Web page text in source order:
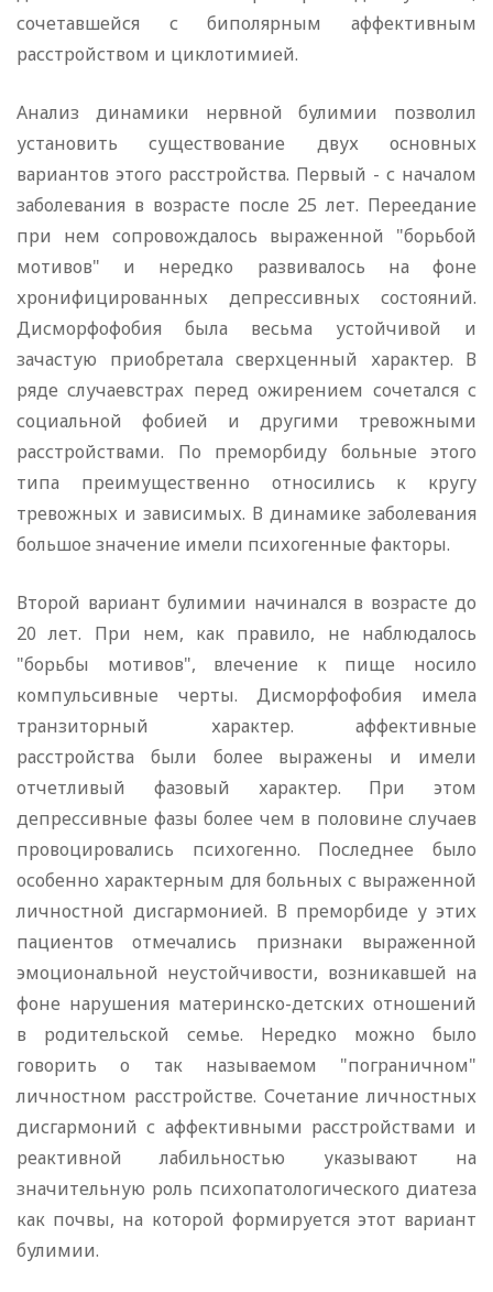
сочетавшейся с биполярным аффективным
расстройством и циклотимией.
Анализ динамики нервной булимии позволил
установить существование двух основных
вариантов этого расстройства. Первый - с началом
заболевания в возрасте после 25 лет. Переедание
при нем сопровождалось выраженной "борьбой
мотивов" и нередко развивалось на фоне
хронифицированных депрессивных состояний.
Дисморфофобия была весьма устойчивой и
зачастую приобретала сверхценный характер. В
ряде случаевстрах перед ожирением сочетался с
социальной фобией и другими тревожными
расстройствами. По преморбиду больные этого
типа преимущественно относились к кругу
тревожных и зависимых. В динамике заболевания
большое значение имели психогенные факторы.
Второй вариант булимии начинался в возрасте до
20 лет. При нем, как правило, не наблюдалось
"борьбы мотивов", влечение к пище носило
компульсивные черты. Дисморфофобия имела
транзиторный характер. аффективные
расстройства были более выражены и имели
отчетливый фазовый характер. При этом
депрессивные фазы более чем в половине случаев
провоцировались психогенно. Последнее было
особенно характерным для больных с выраженной
личностной дисгармонией. В преморбиде у этих
пациентов отмечались признаки выраженной
эмоциональной неустойчивости, возникавшей на
фоне нарушения материнско-детских отношений
в родительской семье. Нередко можно было
говорить о так называемом "пограничном"
личностном расстройстве. Сочетание личностных
дисгармоний с аффективными расстройствами и
реактивной лабильностью указывают на
значительную роль психопатологического диатеза
как почвы, на которой формируется этот вариант
булимии.